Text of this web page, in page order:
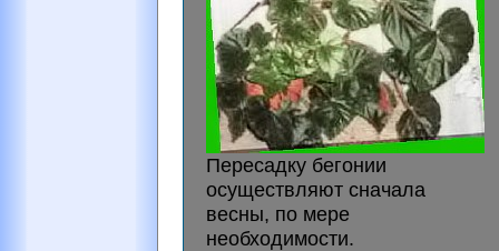
Пересадку бегонии
осуществляют сначала
весны, по мере
необходимости.